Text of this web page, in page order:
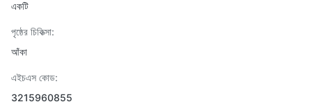
একটি
পৃষ্ঠের চিকিত্সা:
আঁকা
এইচএস কোড:
3215960855